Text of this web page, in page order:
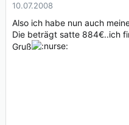
10.07.2008
Also ich habe nun auch
Die beträgt satte 884€..ich
Gruß